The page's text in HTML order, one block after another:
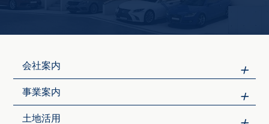
会社案内
事業案内
土地活用